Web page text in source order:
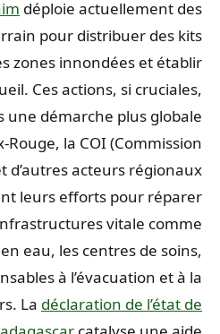
déploie actuellement des
pour distribuer des kits
zones innondées et établir
Ces actions, si cruciales,
une démarche plus globale
Rouge, la COI (Commission
d’autres acteurs régionaux
leurs efforts pour réparer
vitale comme
eau, les centres de soins,
à l’évacuation et à la
Ladéclaration de l’état de